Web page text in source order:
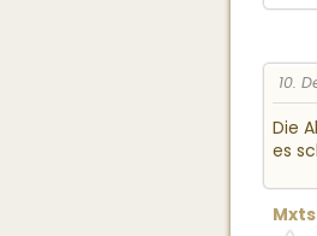
10.
Die
es